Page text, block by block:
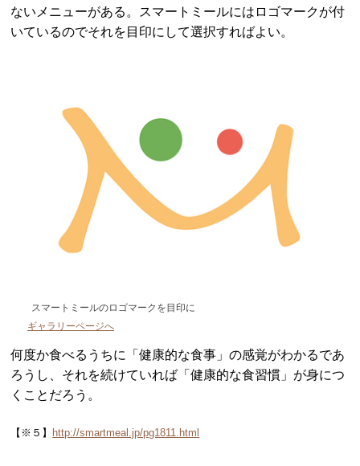
ないメニューがある。スマートミールにはロゴマークが付
いているのでそれを目印にして選択すればよい。
スマートミールのロゴマークを目印に
ギャラリーページへ
何度か食べるうちに「健康的な食事」の感覚がわかるであ
ろうし、それを続けていれば「健康的な食習慣」が身につ
くことだろう。
【※５】 http://smartmeal.jp/pg1811.html